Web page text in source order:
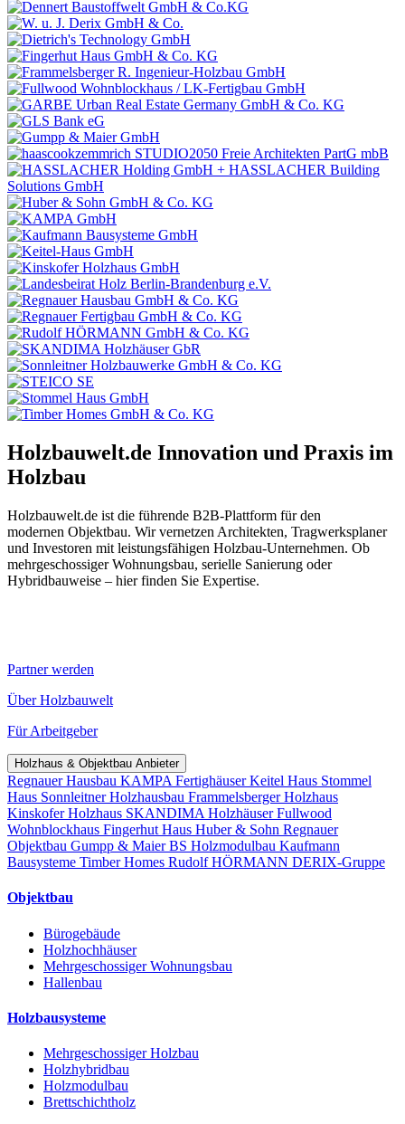
Holzbauwelt.de Innovation und Praxis im
Holzbau
Holzbauwelt.de ist die führende B2B-Plattform für den
modernen Objektbau. Wir vernetzen Architekten, Tragwerksplaner
und Investoren mit leistungsfähigen Holzbau-Unternehmen. Ob
mehrgeschossiger Wohnungsbau, serielle Sanierung oder
Hybridbauweise – hier finden Sie Expertise.
Partner werden
Über Holzbauwelt
Für Arbeitgeber
Holzhaus & Objektbau Anbieter
Regnauer Hausbau KAMPA FertighäuserKeitel Haus Stommel
Haus Sonnleitner Holzhausbau Frammelsberger Holzhaus
Kinskofer Holzhaus SKANDIMA HolzhäuserFullwood
Wohnblockhaus Fingerhut Haus Huber & Sohn Regnauer
Objektbau Gumpp & MaierBS Holzmodulbau Kaufmann
Bausysteme Timber Homes Rudolf HÖRMANN DERIX-Gruppe
Objektbau
Bürogebäude
Holzhochhäuser
Mehrgeschossiger Wohnungsbau
Hallenbau
Holzbausysteme
Mehrgeschossiger Holzbau
Holzhybridbau
Holzmodulbau
Brettschichtholz